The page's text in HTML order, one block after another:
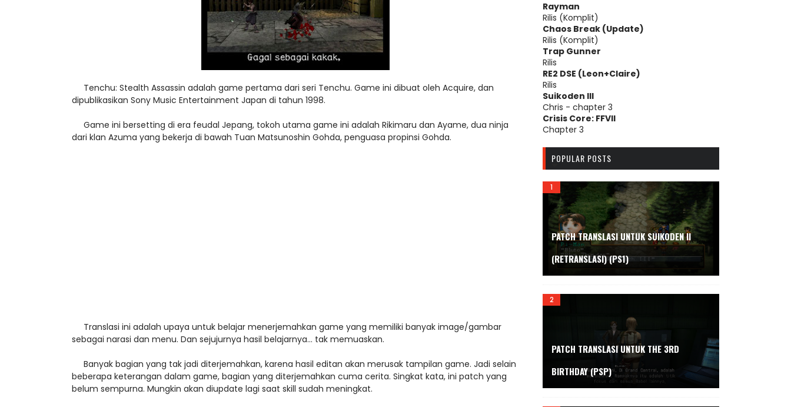
Tenchu: Stealth Assassin adalah game pertama dari seri Tenchu. Game ini dibuat oleh Acquire, dan
dipublikasikan Sony Music Entertainment Japan di tahun 1998.
Game ini bersetting di era feudal Jepang, tokoh utama game ini adalah Rikimaru dan Ayame, dua ninja
dari klan Azuma yang bekerja di bawah Tuan Matsunoshin Gohda, penguasa propinsi Gohda.
Translasi ini adalah upaya untuk belajar menerjemahkan game yang memiliki banyak image/gambar
sebagai narasi dan menu. Dan sejujurnya hasil belajarnya... tak memuaskan.
Banyak bagian yang tak jadi diterjemahkan, karena hasil editan akan merusak tampilan game. Jadi selain
beberapa keterangan dalam game, bagian yang diterjemahkan cuma cerita. Singkat kata, ini patch yang
belum sempurna. Mungkin akan diupdate lagi saat skill sudah meningkat.
Rayman
Rilis (Komplit)
Chaos Break (Update)
Rilis (Komplit)
Trap Gunner
Rilis
RE2 DSE (Leon+Claire)
Rilis
Suikoden III
Chris - chapter 3
Crisis Core: FFVII
Chapter 3
POPULAR POSTS
PATCH TRANSLASI UNTUK SUIKODEN II
(RETRANSLASI) (PS1)
PATCH TRANSLASI UNTUK THE 3RD
BIRTHDAY (PSP)